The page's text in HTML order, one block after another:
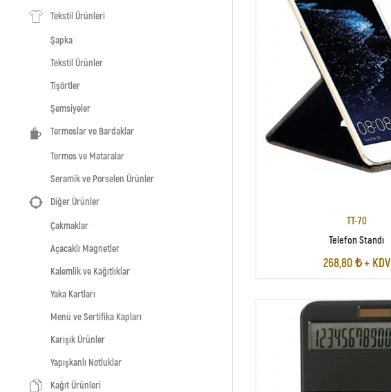
Tekstil Ürünleri
Şapka
Tekstil Ürünler
Tişörtler
Şemsiyeler
Termoslar ve Bardaklar
Termos ve Mataralar
Seramik ve Porselen Ürünler
Diğer Ürünler
Çakmaklar
Açacaklı Magnetler
Kalemlik ve Kağıtlıklar
Yaka Kartları
Menü ve Sertifika Kapları
Karışık Ürünler
Yapışkanlı Notluklar
Kağıt Ürünleri
TT-70
Telefon Standı
268,80 ₺ + KDV